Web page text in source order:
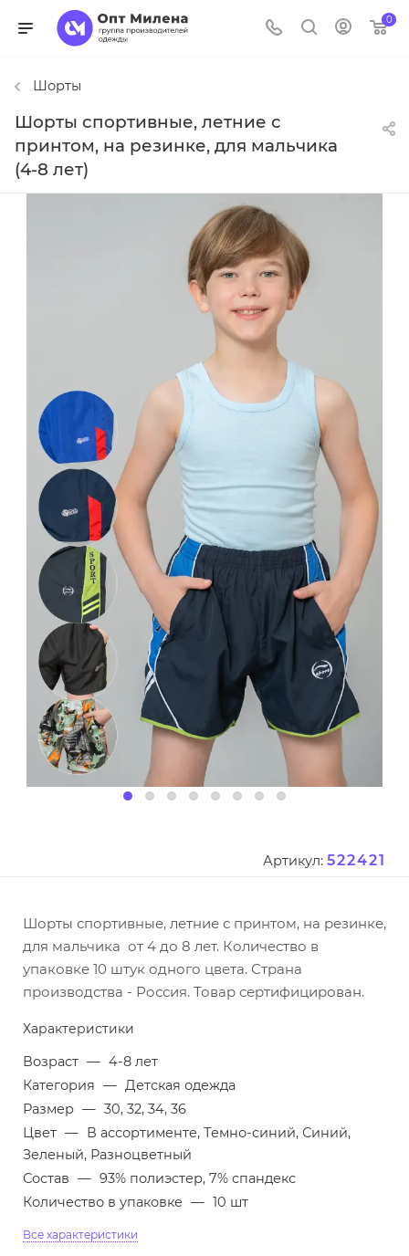
0
Шорты
Шорты спортивные, летние с
принтом, на резинке, для мальчика
(4-8 лет)
Артикул: 522421
Шорты спортивные, летние с принтом, на резинке,
для мальчика от 4 до 8 лет. Количество в
упаковке 10 штук одного цвета. Страна
производства - Россия. Товар сертифицирован.
Характеристики
Возраст — 4-8 лет
Категория — Детская одежда
Размер — 30, 32, 34, 36
Цвет — В ассортименте, Темно-синий, Синий,
Зеленый, Разноцветный
Состав — 93% полиэстер, 7% спандекс
Количество в упаковке — 10 шт
Все характеристики